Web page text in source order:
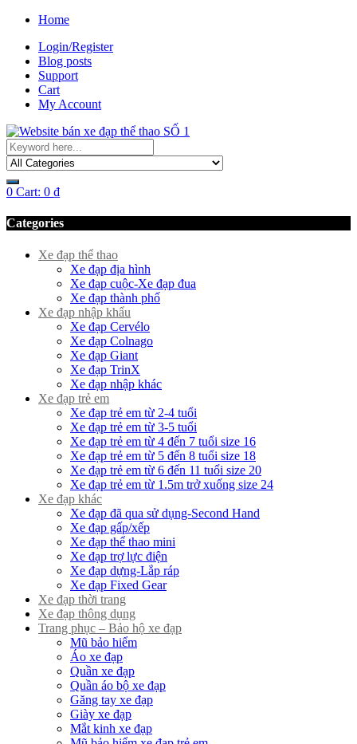
Home
Login/Register
Blog posts
Support
Cart
My Account
0 Cart: 0 ₫
Categories
Xe đạp thể thao
Xe đạp địa hình
Xe đạp cuộc-Xe đạp đua
Xe đạp thành phố
Xe đạp nhập khẩu
Xe đạp Cervélo
Xe đạp Colnago
Xe đạp Giant
Xe đạp TrinX
Xe đạp nhập khác
Xe đạp trẻ em
Xe đạp trẻ em từ 2-4 tuổi
Xe đạp trẻ em từ 3-5 tuổi
Xe đạp trẻ em từ 4 đến 7 tuổi size 16
Xe đạp trẻ em từ 5 đến 8 tuổi size 18
Xe đạp trẻ em từ 6 đến 11 tuổi size 20
Xe đạp trẻ em từ 1.5m trở xuống size 24
Xe đạp khác
Xe đạp đã qua sử dụng-Second Hand
Xe đạp gấp/xếp
Xe đạp thể thao mini
Xe đạp trợ lực điện
Xe đạp dựng-Lắp ráp
Xe đạp Fixed Gear
Xe đạp thời trang
Xe đạp thông dụng
Trang phục – Bảo hộ xe đạp
Mũ bảo hiểm
Áo xe đạp
Quần xe đạp
Quần áo bộ xe đạp
Găng tay xe đạp
Giày xe đạp
Mắt kinh xe đạp